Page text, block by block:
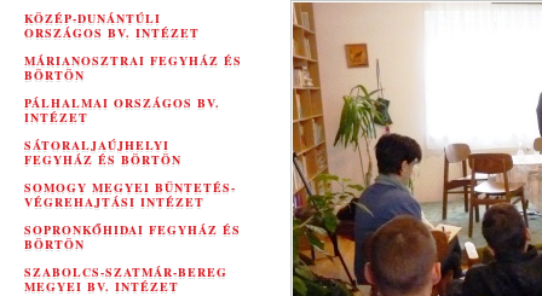
KÖZÉP-DUNÁNTÚLI
ORSZÁGOS BV. INTÉZET
MÁRIANOSZTRAI FEGYHÁZ ÉS
BÖRTÖN
PÁLHALMAI ORSZÁGOS BV.
INTÉZET
SÁTORALJAÚJHELYI
FEGYHÁZ ÉS BÖRTÖN
SOMOGY MEGYEI BÜNTETÉS-
VÉGREHAJTÁSI INTÉZET
SOPRONKŐHIDAI FEGYHÁZ ÉS
BÖRTÖN
SZABOLCS-SZATMÁR-BEREG
MEGYEI BV. INTÉZET